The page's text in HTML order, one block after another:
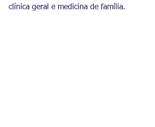
clínica geral e medicina de família.